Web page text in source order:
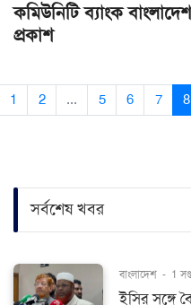
কমিউনিটি ব্যাংক
প্রকাশ
1 2 ... 5 6 7 8
সর্বশেষ খবর
বাংলাদেশ - 1
ইসির সঙ্গে